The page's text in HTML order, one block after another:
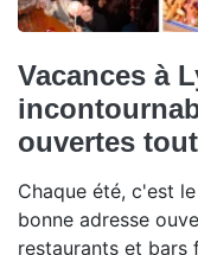
Vacances à
ouvertes
Chaque été, c'est
bonne adresse
restaurants et bars